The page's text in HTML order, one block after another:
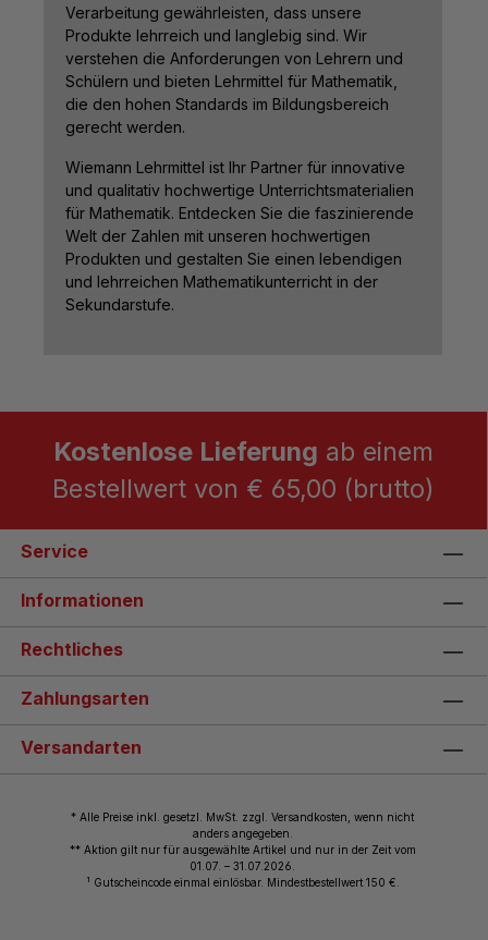
Verarbeitung gewährleisten, dass unsere
Produkte lehrreich und langlebig sind. Wir
verstehen die Anforderungen von Lehrern und
Schülern und bieten Lehrmittel für Mathematik,
die den hohen Standards im Bildungsbereich
gerecht werden.
Wiemann Lehrmittel ist Ihr Partner für innovative
und qualitativ hochwertige Unterrichtsmaterialien
für Mathematik. Entdecken Sie die faszinierende
Welt der Zahlen mit unseren hochwertigen
Produkten und gestalten Sie einen lebendigen
und lehrreichen Mathematikunterricht in der
Sekundarstufe.
Kostenlose Lieferung ab einem
Bestellwert von € 65,00 (brutto)
Service
Informationen
Rechtliches
Zahlungsarten
Versandarten
* Alle Preise inkl. gesetzl. MwSt. zzgl. Versandkosten, wenn nicht
anders angegeben.
** Aktion gilt nur für ausgewählte Artikel und nur in der Zeit vom
01.07. – 31.07.2026.
1 Gutscheincode einmal einlösbar. Mindestbestellwert 150 €.